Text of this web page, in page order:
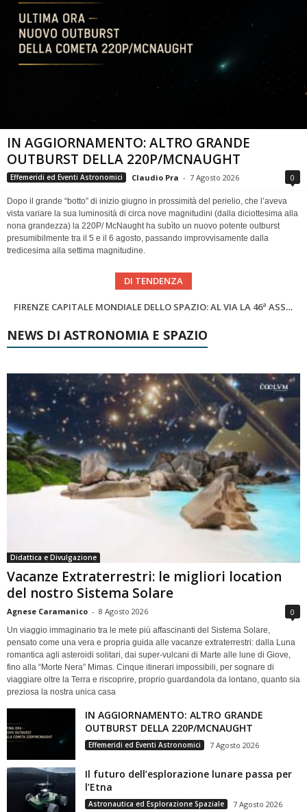
IN AGGIORNAMENTO: ALTRO GRANDE
OUTBURST DELLA 220P/MCNAUGHT
Effemeridi ed Eventi Astronomici Claudio Pra - 7 Agosto 2026 0
Dopo il grande “botto” di inizio giugno in prossimità del perielio, che l’aveva
vista variare la sua luminosità di circa nove magnitudini (dalla diciottesima alla
nona grandezza) la 220P/ McNaught ha subìto un nuovo potente outburst
presumibilmente tra il 5 e il 6 agosto, passando improvvisamente dalla
tredicesima alla settima magnitudine.
DI TENDENZA
Cielo del Mese di Agosto 2026
SUPERNOVAE aggiornamenti del mese – Agosto 2026
NEWS DI ASTRONOMIA E SPAZIO
Didattica e Divulgazione
Vacanze Extraterrestri: le migliori location
del nostro Sistema Solare
Agnese Caramanico - 8 Agosto 2026 0
Un viaggio immaginario tra le mete più affascinanti del Sistema Solare,
pensato come una vera e propria guida alle vacanze extraterrestri: dalla Luna
romantica agli asteroidi solitari, dai super-vulcani di Marte alle lune di Giove,
fino alla “Morte Nera” Mimas. Cinque itinerari impossibili, per sognare di
viaggiare oltre la Terra e riscoprire, proprio guardandola da lontano, quanto sia
preziosa la nostra unica casa
IN AGGIORNAMENTO: ALTRO GRANDE
OUTBURST DELLA 220P/MCNAUGHT
Effemeridi ed Eventi Astronomici 7 Agosto 2026
Il futuro dell’esplorazione lunare passa per
l’Etna
Astronautica ed Esplorazione Spaziale 7 Agosto 2026